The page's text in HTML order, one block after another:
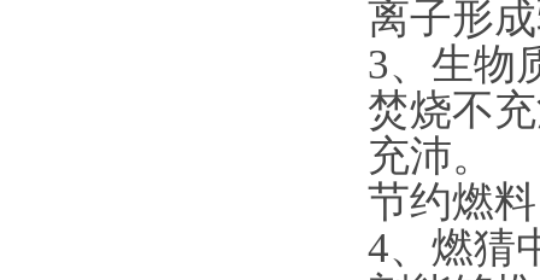
离子形
3、生物
焚烧不
充沛。
节约燃
4、燃猜